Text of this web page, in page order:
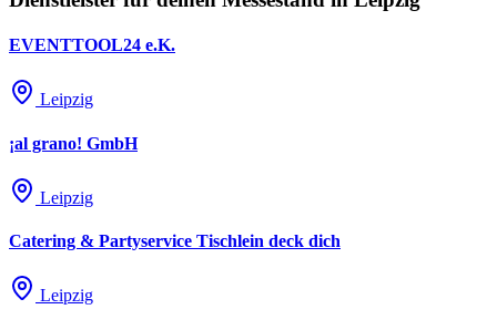
EVENTTOOL24 e.K.
Leipzig
¡al grano! GmbH
Leipzig
Catering & Partyservice Tischlein deck dich
Leipzig